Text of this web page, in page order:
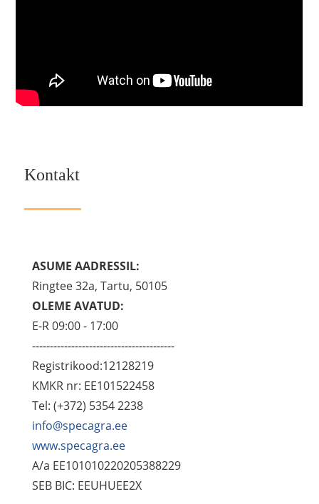
Kontakt
ASUME AADRESSIL:
Ringtee 32a, Tartu, 50105
OLEME AVATUD:
E-R 09:00 - 17:00
----------------------------------------
Registrikood:12128219
KMKR nr: EE101522458
Tel: (+372) 5354 2238
info@specagra.ee
www.specagra.ee
A/a EE101010220205388229
SEB BIC: EEUHUEE2X